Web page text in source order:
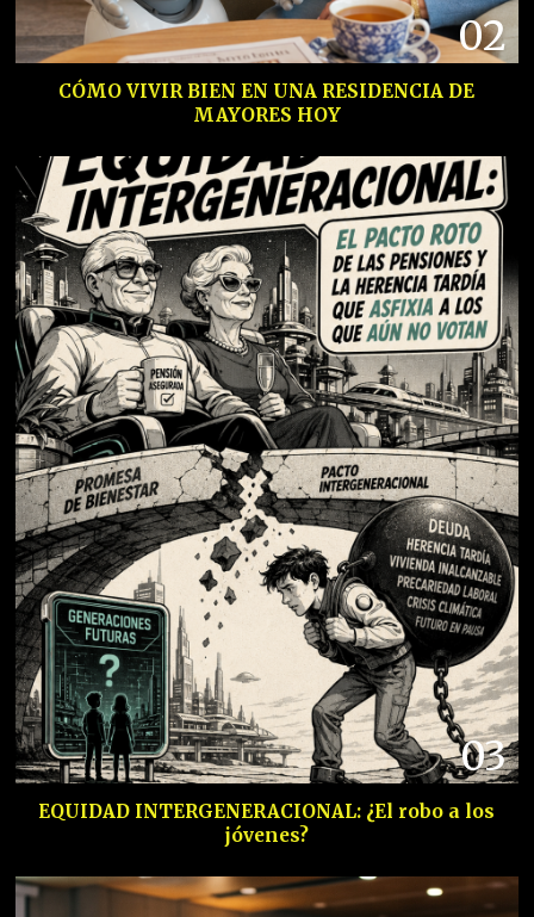
02
CÓMO VIVIR BIEN EN UNA RESIDENCIA DE
MAYORES HOY
03
EQUIDAD INTERGENERACIONAL: ¿El robo a los
jóvenes?